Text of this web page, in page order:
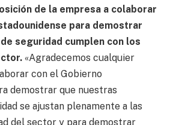
de la empresa a colaborar
para demostrar
seguridad cumplen con los
«Agradecemos cualquier
con el Gobierno
demostrar que nuestras
se ajustan plenamente a las
del sector y para demostrar